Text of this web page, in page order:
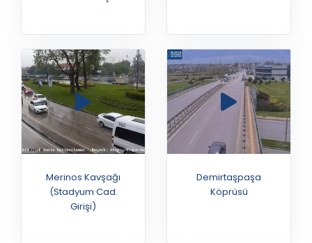
Su Kuşları
Merinos Kavşağı
(Stadyum Cad.
Girişi)
Demirtaşpaşa
Köprüsü